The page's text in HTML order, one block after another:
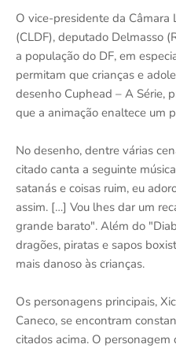
O vice-presidente da Câmara
(CLDF), deputado Delmasso
a população do DF, em
permitam que crianças e
desenho Cuphead – A Série,
que a animação enaltece um
No desenho, dentre várias
citado canta a seguinte
satanás e coisas ruim, eu
assim. […] Vou lhes dar um
grande barato". Além do
dragões, piratas e sapos
mais danoso às crianças.
Os personagens principais,
Caneco, se encontram
citados acima. O